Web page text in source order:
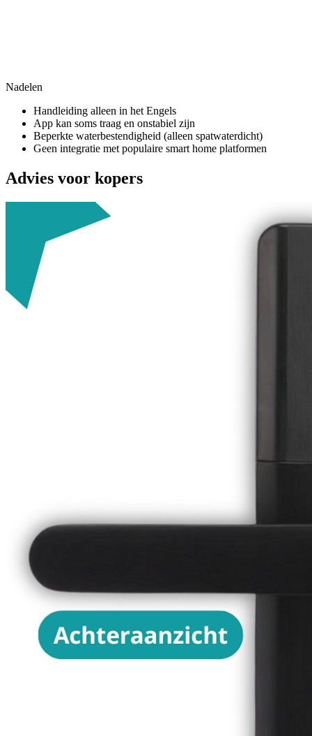
Nadelen
Handleiding alleen in het Engels
App kan soms traag en onstabiel zijn
Beperkte waterbestendigheid (alleen spatwaterdicht)
Geen integratie met populaire smart home platformen
Advies voor kopers